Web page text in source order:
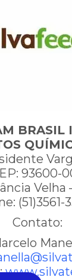
BRASIL
93600-
Velha
(51)3561-
Contato: